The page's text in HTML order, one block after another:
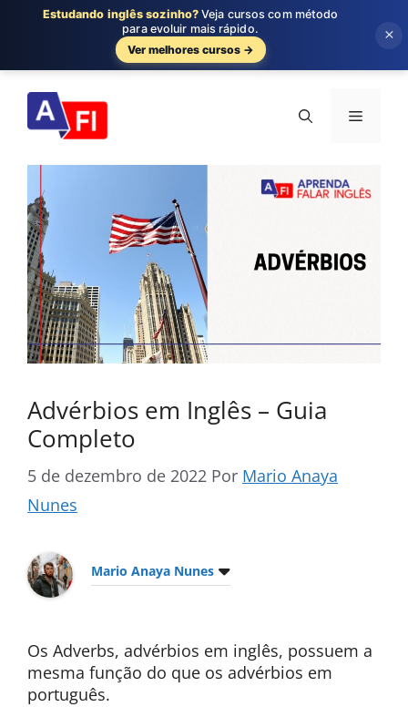
para
conteúdo
Menu
Advérbios em Inglês – Guia
Completo
5 de dezembro de 2022 Por Mario Anaya
Nunes
Mario Anaya Nunes
Os Adverbs, advérbios em inglês, possuem a
mesma função do que os advérbios em
português.
Estudando inglês sozinho? Veja cursos com método
para evoluir mais rápido.
Ver melhores cursos →
×